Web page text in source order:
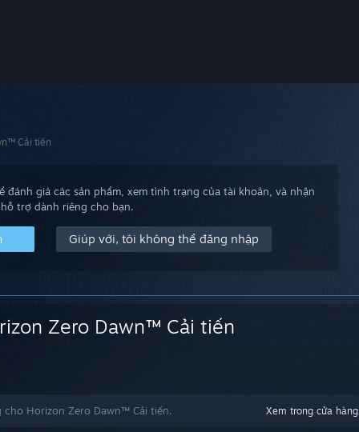
Cải tiến
đánh giá các sản phẩm, xem tình trạng của tài khoản, và nhận
trợ dành riêng cho bạn.
Giúp với, tôi không thể đăng nhập
Zero Dawn™ Cải tiến
Xem trong cửa hàng
Horizon Zero Dawn™ Cải tiến.